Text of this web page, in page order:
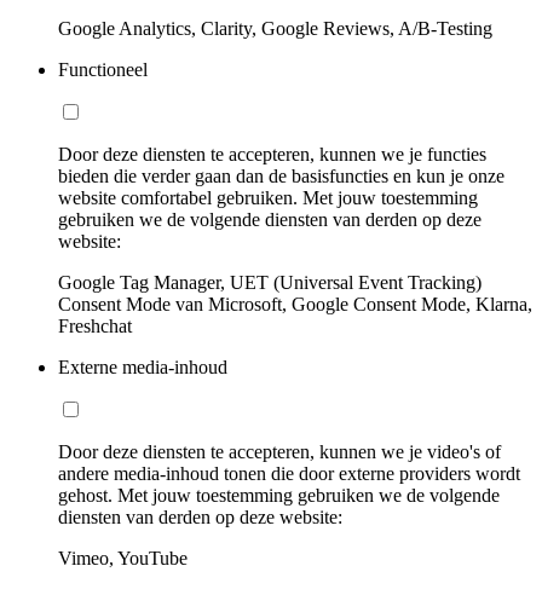
Google Analytics, Clarity, Google Reviews, A/B-Testing
Functioneel
Door deze diensten te accepteren, kunnen we je functies
bieden die verder gaan dan de basisfuncties en kun je onze
website comfortabel gebruiken. Met jouw toestemming
gebruiken we de volgende diensten van derden op deze
website:
Google Tag Manager, UET (Universal Event Tracking)
Consent Mode van Microsoft, Google Consent Mode, Klarna,
Freshchat
Externe media-inhoud
Door deze diensten te accepteren, kunnen we je video's of
andere media-inhoud tonen die door externe providers wordt
gehost. Met jouw toestemming gebruiken we de volgende
diensten van derden op deze website:
Vimeo, YouTube